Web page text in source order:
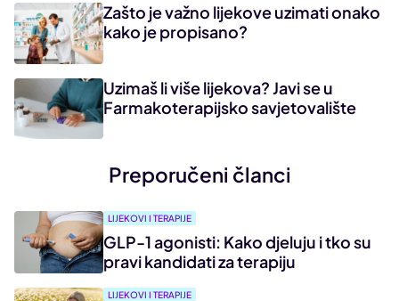
Zašto je važno lijekove uzimati onako
kako je propisano?
Uzimaš li više lijekova? Javi se u
Farmakoterapijsko savjetovalište
Preporučeni članci
LIJEKOVI I TERAPIJE
GLP-1 agonisti: Kako djeluju i tko su
pravi kandidati za terapiju
LIJEKOVI I TERAPIJE